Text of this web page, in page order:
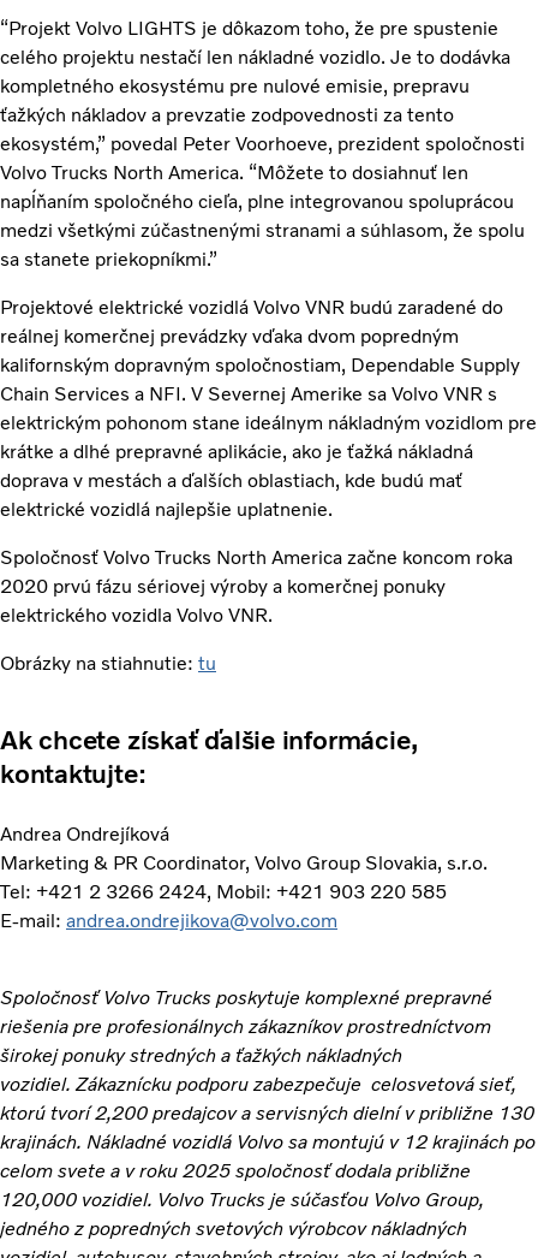
“Projekt Volvo LIGHTS je dôkazom toho, že pre spustenie
celého projektu nestačí len nákladné vozidlo. Je to dodávka
kompletného ekosystému pre nulové emisie, prepravu
ťažkých nákladov a prevzatie zodpovednosti za tento
ekosystém,” povedal Peter Voorhoeve, prezident spoločnosti
Volvo Trucks North America. “Môžete to dosiahnuť len
napĺňaním spoločného cieľa, plne integrovanou spoluprácou
medzi všetkými zúčastnenými stranami a súhlasom, že spolu
sa stanete priekopníkmi.”
Projektové elektrické vozidlá Volvo VNR budú zaradené do
reálnej komerčnej prevádzky vďaka dvom popredným
kalifornským dopravným spoločnostiam, Dependable Supply
Chain Services a NFI. V Severnej Amerike sa Volvo VNR s
elektrickým pohonom stane ideálnym nákladným vozidlom pre
krátke a dlhé prepravné aplikácie, ako je ťažká nákladná
doprava v mestách a ďalších oblastiach, kde budú mať
elektrické vozidlá najlepšie uplatnenie.
Spoločnosť Volvo Trucks North America začne koncom roka
2020 prvú fázu sériovej výroby a komerčnej ponuky
elektrického vozidla Volvo VNR.
Obrázky na stiahnutie: tu
Ak chcete získať ďalšie informácie,
kontaktujte:
Andrea Ondrejíková
Marketing & PR Coordinator, Volvo Group Slovakia, s.r.o.
Tel: +421 2 3266 2424, Mobil: +421 903 220 585
E-mail: andrea.ondrejikova@volvo.com
Spoločnosť Volvo Trucks poskytuje komplexné prepravné
riešenia pre profesionálnych zákazníkov prostredníctvom
širokej ponuky stredných a ťažkých nákladných
vozidiel. Zákaznícku podporu zabezpečuje celosvetová sieť,
ktorú tvorí 2,200 predajcov a servisných dielní v približne 130
krajinách. Nákladné vozidlá Volvo sa montujú v 12 krajinách po
celom svete a v roku 2025 spoločnosť dodala približne
120,000 vozidiel. Volvo Trucks je súčasťou Volvo Group,
jedného z popredných svetových výrobcov nákladných